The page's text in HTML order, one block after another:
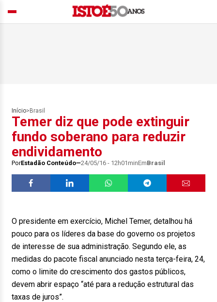
Início> Brasil
Temer diz que pode extinguir
fundo soberano para reduzir
endividamento
PorEstadão Conteúdo 24/05/16 - 12h01minEmBrasil
O presidente em exercício, Michel Temer, detalhou há
pouco para os líderes da base do governo os projetos
de interesse de sua administração. Segundo ele, as
medidas do pacote fiscal anunciado nesta terça-feira, 24,
como o limite do crescimento dos gastos públicos,
devem abrir espaço “até para a redução estrutural das
taxas de juros”.